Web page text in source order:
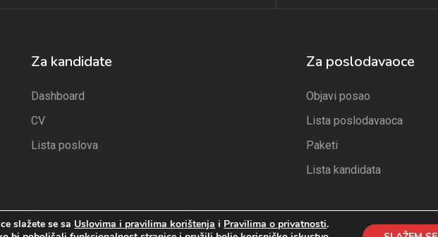
Za kandidate
Dashboard
CV
Lista poslova
Za poslodavaoce
Objavi posao
Lista poslodavaoca
Paketi
Lista kandidata
slažete se sa Uslovima i pravilima korištenja i Pravilima o privatnosti.